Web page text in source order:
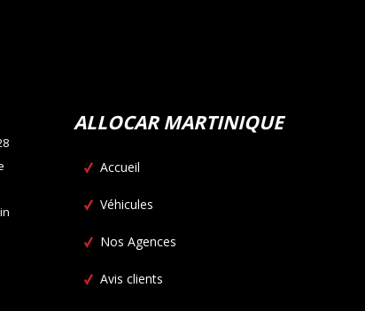
ALLOCAR MARTINIQUE
Accueil
Véhicules
Nos Agences
Avis clients